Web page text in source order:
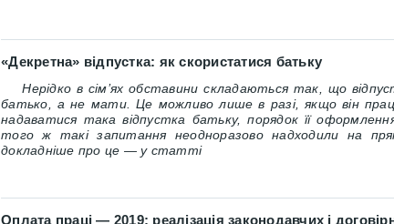
«Декретна» відпустка: як скористатися батьку
Нерідко в сім’ях обставини складаються так, що
батько, а не мати. Це можливо лише в разі, якщо він
надаватися така відпустка батьку, порядок її
того ж такі запитання неодноразово надходили на
докладніше про це — у статті
Оплата праці — 2019: реалізація законодавчих і